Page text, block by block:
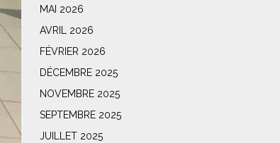
MAI 2026
AVRIL 2026
FÉVRIER 2026
DÉCEMBRE 2025
NOVEMBRE 2025
SEPTEMBRE 2025
JUILLET 2025